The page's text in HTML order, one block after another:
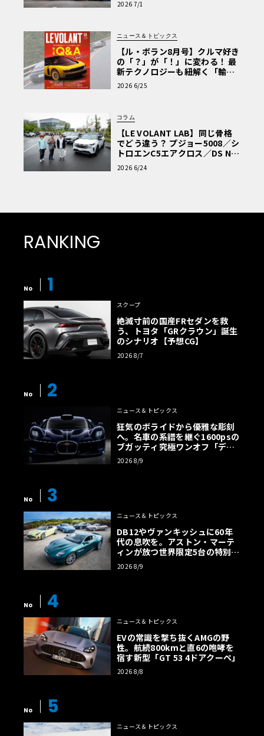
2026 7/1
ニュース＆トピックス
【ル・ボラン8月号】クルマ好き
の「？」が「！」に変わる！ 最
新テクノロジーも紐解く「輸入
車Q&A」
2026 6/25
コラム
【LE VOLANT LAB】同じ骨格
でどう違う？ プジョー5008／シ
トロエンC5エアクロス／DS Nº4
読者一気乗りレポート
2026 6/24
RANKING
No 1
スクープ
絶滅寸前の国産FRセダンを救
う、トヨタ「GRクラウン」誕生
のシナリオ【予想CG】
2026 8/7
No 2
ニュース＆トピックス
狂気のボライドから優雅な彫刻
へ。名車の系譜を継ぐ1600psの
ブガッティ究極ワンオフ「デス
トリエ」
2026 8/9
No 3
ニュース＆トピックス
DB12やヴァンキッシュに60年
代の息吹を。アストン・マーテ
ィンが放つ世界限定5台の特別コ
レクション
2026 8/9
No 4
ニュース＆トピックス
EVの常識を撃ち抜くAMGの野
性。航続800kmと直6の咆哮を
宿す新型「GT 53 4ドアクーペ」
2026 8/8
No 5
ニュース＆トピックス